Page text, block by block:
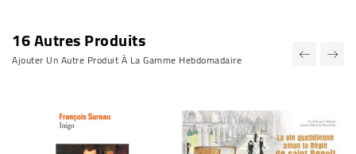
16 Autres Produits
Ajouter Un Autre Produit À La Gamme Hebdomadaire